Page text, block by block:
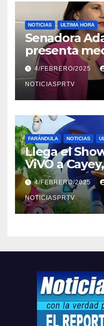
NOTICIAS ULTIMA HORA
Senadora
presenta
violencia en
4/FEBRERO/2025
NOTICIASPRTV
FARÁNDULA NOTICIAS
Llega el
ViVO a
Barceloneta
Relojes
compre
4/FEBRERO/2025
NOTICIASPRTV